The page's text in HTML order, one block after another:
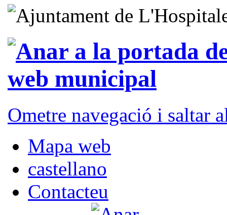
Ometre navegació i saltar
Mapa web
castellano
Contacteu